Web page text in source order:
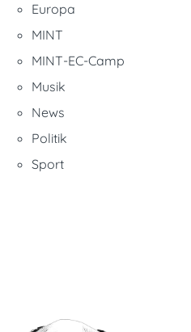
Europa
MINT
MINT-EC-Camp
Musik
News
Politik
Sport